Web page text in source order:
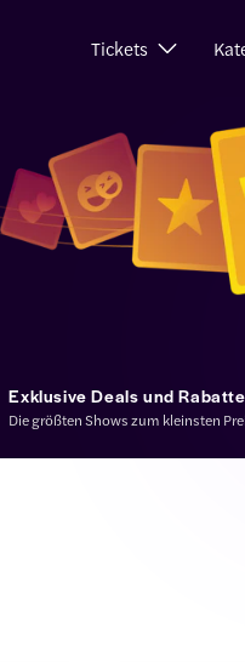
Tickets
Exklusive Deals und Rabatte
Die größten Shows zum kleinsten